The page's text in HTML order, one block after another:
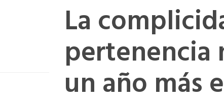
La
pertenencia
un año más